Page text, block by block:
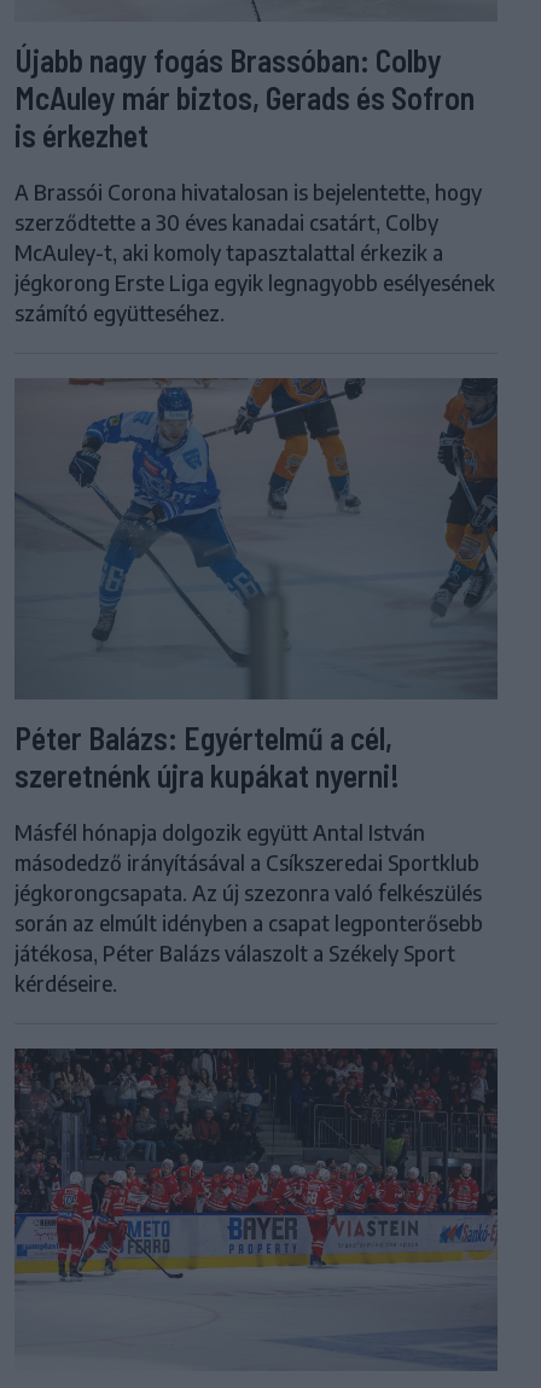
Újabb nagy fogás Brassóban: Colby
McAuley már biztos, Gerads és Sofron
is érkezhet
A Brassói Corona hivatalosan is bejelentette, hogy
szerződtette a 30 éves kanadai csatárt, Colby
McAuley-t, aki komoly tapasztalattal érkezik a
jégkorong Erste Liga egyik legnagyobb esélyesének
számító együtteséhez.
Péter Balázs: Egyértelmű a cél,
szeretnénk újra kupákat nyerni!
Másfél hónapja dolgozik együtt Antal István
másodedző irányításával a Csíkszeredai Sportklub
jégkorongcsapata. Az új szezonra való felkészülés
során az elmúlt idényben a csapat legponterősebb
játékosa, Péter Balázs válaszolt a Székely Sport
kérdéseire.